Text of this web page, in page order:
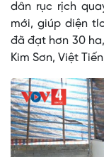
dân rục rịch
mới, giúp diện
đã đạt hơn 30
Kim Sơn, Việt